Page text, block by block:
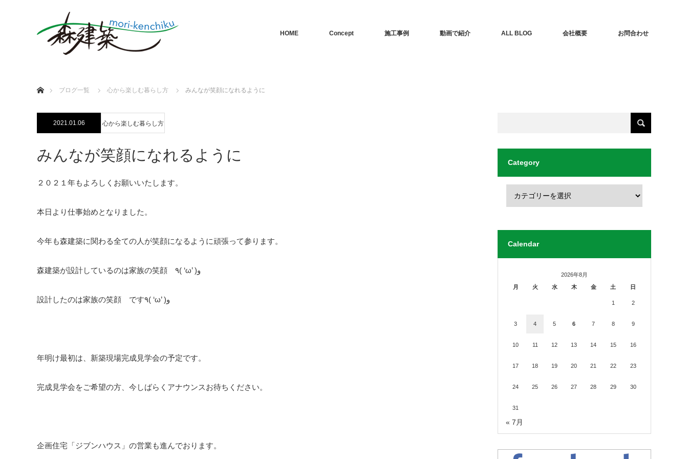
HOME Concept 施工事例 動画で紹介 ALL BLOG 会社概要 お問合わせ
ブログ一覧
心から楽しむ暮らし方 みんなが笑顔になれるように
2021.01.06 心から楽しむ暮らし方
みんなが笑顔になれるように
２０２１年もよろしくお願いいたします。
本日より仕事始めとなりました。
今年も森建築に関わる全ての人が笑顔になるように頑張って参ります。
森建築が設計しているのは家族の笑顔 ٩( ‘ω’ )و
設計したのは家族の笑顔 です٩( ‘ω’ )و
年明け最初は、新築現場完成見学会の予定です。
完成見学会をご希望の方、今しばらくアナウンスお待ちください。
企画住宅「ジブンハウス」の営業も進んでおります。
Category
Calendar
2026年8月
月
火 水 木 金 土 日
1 2
3 4 5 6 7 8 9
10 11 12 13 14 15 16
17 18 19 20 21 22 23
24 25 26 27 28 29 30
31
« 7月